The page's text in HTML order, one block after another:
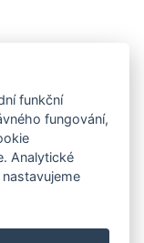
funkční
fungování,
Analytické